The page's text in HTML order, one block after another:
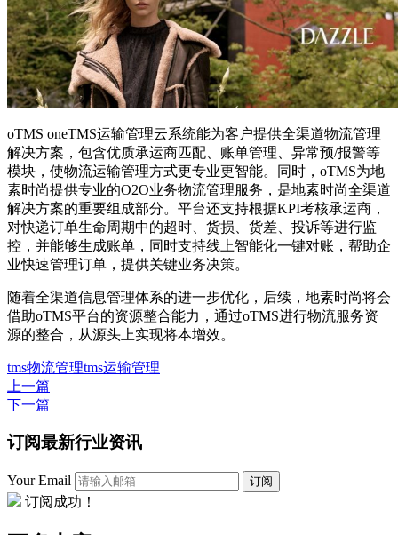
oTMS oneTMS运输管理云系统能为客户提供全渠道物流管理
解决方案，包含优质承运商匹配、账单管理、异常预/报警等
模块，使物流运输管理方式更专业更智能。同时，oTMS为地
素时尚提供专业的O2O业务物流管理服务，是地素时尚全渠道
解决方案的重要组成部分。平台还支持根据KPI考核承运商，
对快递订单生命周期中的超时、货损、货差、投诉等进行监
控，并能够生成账单，同时支持线上智能化一键对账，帮助企
业快速管理订单，提供关键业务决策。
随着全渠道信息管理体系的进一步优化，后续，地素时尚将会
借助oTMS平台的资源整合能力，通过oTMS进行物流服务资
源的整合，从源头上实现将本增效。
tms物流管理tms运输管理
上一篇
下一篇
订阅最新行业资讯
Your Email 订阅
订阅成功！